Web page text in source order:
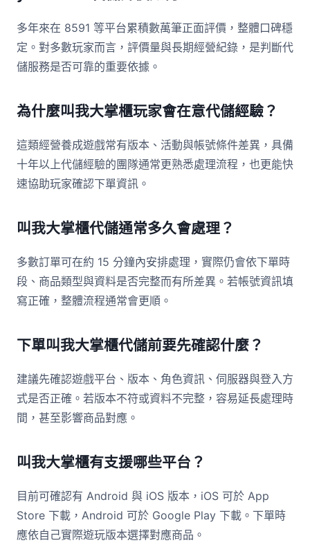
多年來在 8591 等平台累積數萬筆正面評價，整體口碑穩
定。對多數玩家而言，評價量與長期經營紀錄，是判斷代
儲服務是否可靠的重要依據。
為什麼叫我大掌櫃玩家會在意代儲經驗？
這類經營養成遊戲常有版本、活動與帳號條件差異，具備
十年以上代儲經驗的團隊通常更熟悉處理流程，也更能快
速協助玩家確認下單資訊。
叫我大掌櫃代儲通常多久會處理？
多數訂單可在約 15 分鐘內安排處理，實際仍會依下單時
段、商品類型與資料是否完整而有所差異。若帳號資訊填
寫正確，整體流程通常會更順。
下單叫我大掌櫃代儲前要先確認什麼？
建議先確認遊戲平台、版本、角色資訊、伺服器與登入方
式是否正確。若版本不符或資料不完整，容易延長處理時
間，甚至影響商品對應。
叫我大掌櫃有支援哪些平台？
目前可確認有 Android 與 iOS 版本，iOS 可於 App
Store 下載，Android 可於 Google Play 下載。下單時
應依自己實際遊玩版本選擇對應商品。